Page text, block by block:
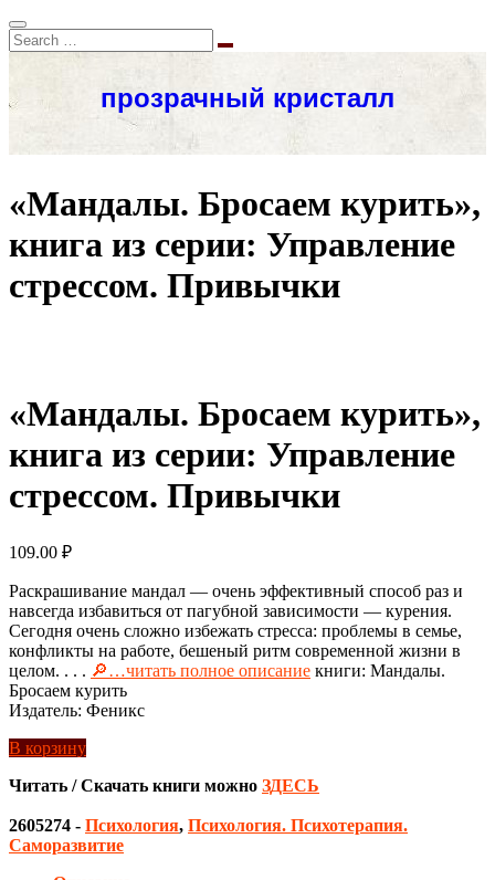
«Мандалы. Бросаем курить»,
книга из серии: Управление
стрессом. Привычки
«Мандалы. Бросаем курить»,
книга из серии: Управление
стрессом. Привычки
109.00 ₽
Раскрашивание мандал — очень эффективный способ раз и
навсегда избавиться от пагубной зависимости — курения.
Сегодня очень сложно избежать стресса: проблемы в семье,
конфликты на работе, бешеный ритм современной жизни в
целом. . . . 🔎…читать полное описание книги: Мандалы.
Бросаем курить
Издатель: Феникс
В корзину
Читать / Скачать книги можно ЗДЕСЬ
2605274 - Психология, Психология. Психотерапия.
Саморазвитие